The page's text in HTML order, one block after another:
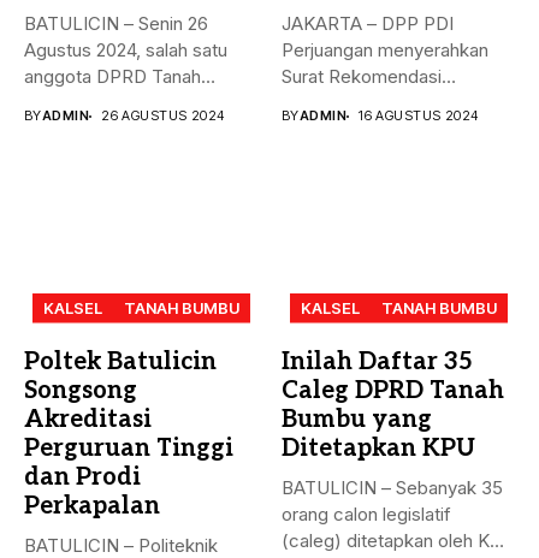
BATULICIN – Senin 26
Agustus 2024, salah satu
anggota DPRD Tanah
BYADMIN 26 AGUSTUS 2024
JAKARTA – DPP PDI
Perjuangan menyerahkan
Surat Rekomendasi
BYADMIN 16 AGUSTUS 2024
KALSEL TANAH BUMBU
Poltek Batulicin
Songsong
Akreditasi
Perguruan Tinggi
dan Prodi
Perkapalan
BATULICIN – Politeknik
KALSEL TANAH BUMBU
Inilah Daftar 35
Caleg DPRD Tanah
Bumbu yang
Ditetapkan KPU
BATULICIN – Sebanyak 35
orang calon legislatif
(caleg) ditetapkan oleh KPU